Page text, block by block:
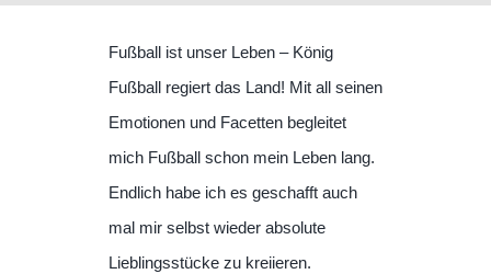
Fußball ist unser Leben – König
Fußball regiert das Land! Mit all seinen
Emotionen und Facetten begleitet
mich Fußball schon mein Leben lang.
Endlich habe ich es geschafft auch
mal mir selbst wieder absolute
Lieblingsstücke zu kreiieren.